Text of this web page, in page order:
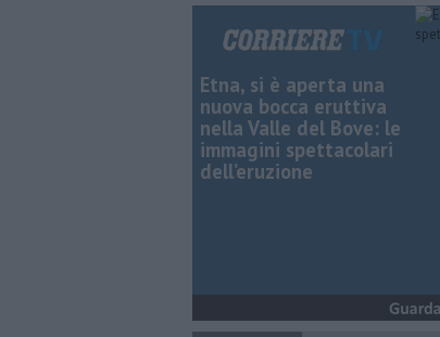
Etna, si è aperta una
nuova bocca eruttiva
nella Valle del Bove: le
immagini spettacolari
dell’eruzione